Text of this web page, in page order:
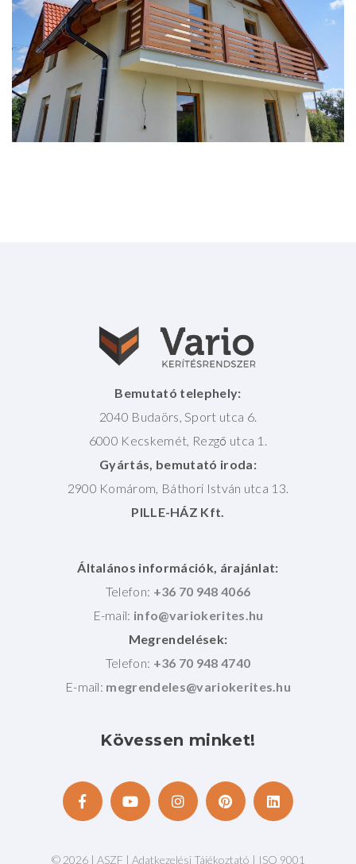
Bemutató telephely:
2040 Budaörs, Sport utca 6.
6000 Kecskemét, Rezgő utca 1.
Gyártás, bemutató iroda:
2900 Komárom, Báthori István utca 13.
PILLE-HÁZ Kft.
Általános információk, árajánlat:
Telefon: +36 70 948 4066
E-mail:
Megrendelések:
Telefon: +36 70 948 4740
E-mail:
Kövessen minket!
© 2026 | ASZF | Adatkezelési Tájékoztató | ISO 9001